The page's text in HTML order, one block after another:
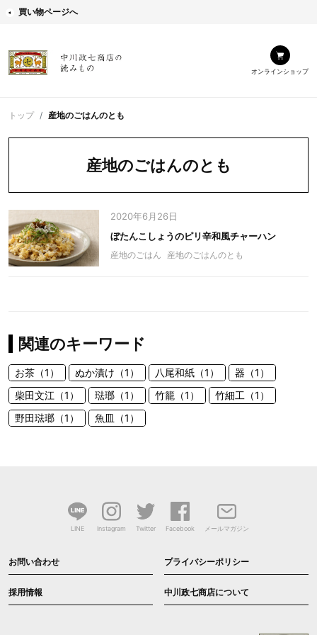
買い物ページへ
オンラインショップ
トップ 産地のごはんのとも
産地のごはんのとも
2020年6月26日
ぼたんこしょうのピリ辛和風チャーハン
産地のごはん 産地のごはんのとも
関連のキーワード
お茶（1） ぬか漬け（1） 八尾和紙（1）
器（1）
柴田文江（1）
琺瑯（1） 竹籠（1）
竹細工（1）
野田琺瑯（1）
魚皿（1）
LINE Instagram Twitter Facebook メールマガジン
お問い合わせ プライバシーポリシー
採用情報 中川政七商店について